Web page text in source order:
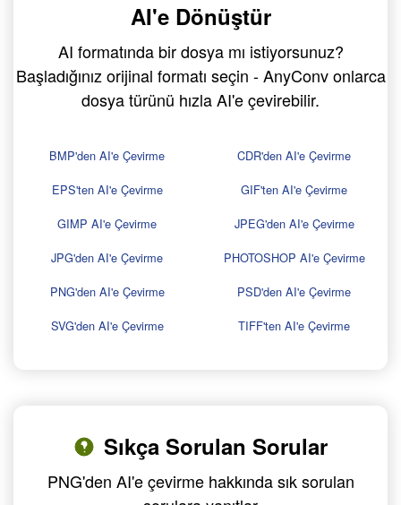
AI'e Dönüştür
AI formatında bir dosya mı istiyorsunuz?
Başladığınız orijinal formatı seçin - AnyConv onlarca
dosya türünü hızla AI'e çevirebilir.
BMP'den AI'e Çevirme
CDR'den AI'e Çevirme
EPS'ten AI'e Çevirme
GIF'ten AI'e Çevirme
GIMP AI'e Çevirme
JPEG'den AI'e Çevirme
JPG'den AI'e Çevirme
PHOTOSHOP AI'e Çevirme
PNG'den AI'e Çevirme
PSD'den AI'e Çevirme
SVG'den AI'e Çevirme
TIFF'ten AI'e Çevirme
Sıkça Sorulan Sorular
PNG'den AI'e çevirme hakkında sık sorulan